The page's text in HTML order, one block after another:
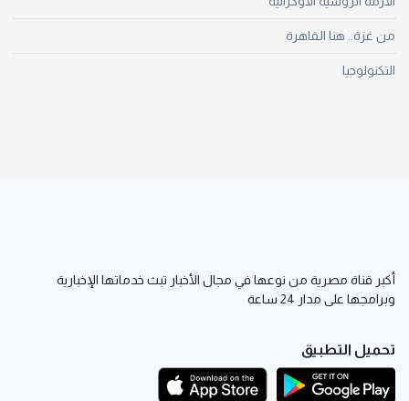
من غزة.. هنا القاهرة
التكنولوجيا
أكبر قناة مصرية من نوعها في مجال الأخبار تبث خدماتها الإخبارية
وبرامجها على مدار 24 ساعة
تحميل التطبيق